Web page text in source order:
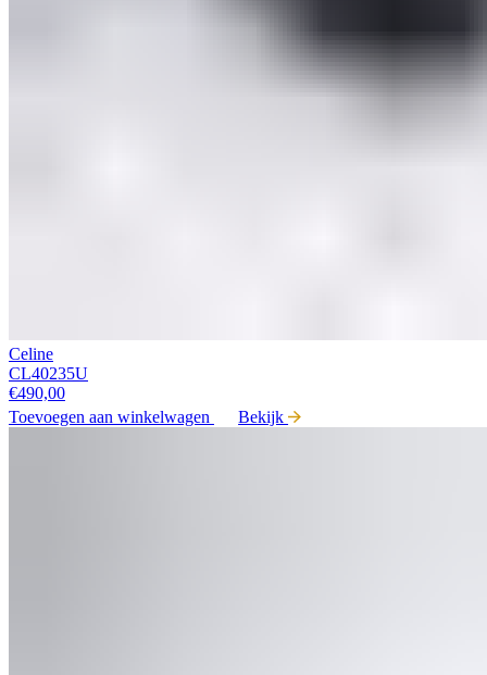
Celine
CL40235U
€490,00
Toevoegen aan winkelwagen
Bekijk